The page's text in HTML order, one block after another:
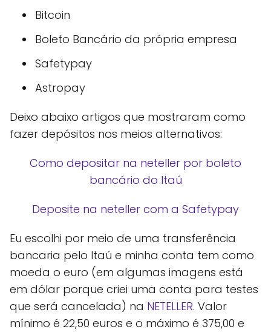
Bitcoin
Boleto Bancário da própria empresa
Safetypay
Astropay
Deixo abaixo artigos que mostraram como
fazer depósitos nos meios alternativos:
Como depositar na neteller por boleto
bancário do Itaú
Deposite na neteller com a Safetypay
Eu escolhi por meio de uma transferência
bancaria pelo Itaú e minha conta tem como
moeda o euro (em algumas imagens está
em dólar porque criei uma conta para testes
que será cancelada) na NETELLER. Valor
mínimo é 22,50 euros e o máximo é 375,00 e